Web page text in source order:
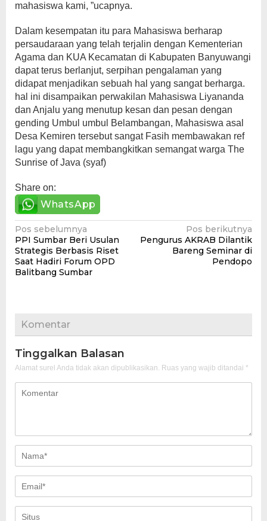
mahasiswa kami, ”ucapnya.
Dalam kesempatan itu para Mahasiswa berharap
persaudaraan yang telah terjalin dengan Kementerian
Agama dan KUA Kecamatan di Kabupaten Banyuwangi
dapat terus berlanjut, serpihan pengalaman yang
didapat menjadikan sebuah hal yang sangat berharga.
hal ini disampaikan perwakilan Mahasiswa Liyananda
dan Anjalu yang menutup kesan dan pesan dengan
gending Umbul umbul Belambangan, Mahasiswa asal
Desa Kemiren tersebut sangat Fasih membawakan ref
lagu yang dapat membangkitkan semangat warga The
Sunrise of Java (syaf)
Share on:
WhatsApp
Navigasi
pos
Pos sebelumnya
PPI Sumbar Beri Usulan
Strategis Berbasis Riset
Saat Hadiri Forum OPD
Balitbang Sumbar
Pos berikutnya
Pengurus AKRAB Dilantik
Bareng Seminar di
Pendopo
Komentar
Tinggalkan Balasan
Alamat surel Anda tidak akan dipublikasikan. Ruas yang wajib ditandai *